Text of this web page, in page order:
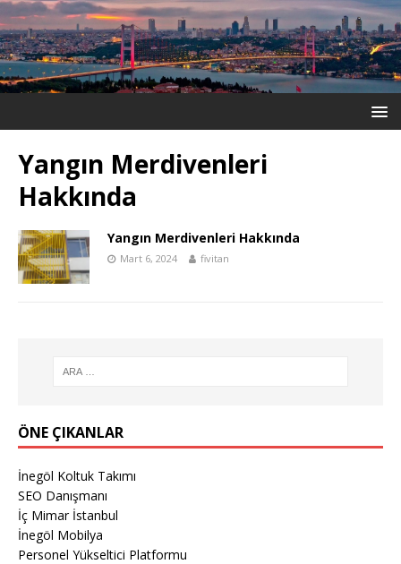
Yangın Merdivenleri
Hakkında
Yangın Merdivenleri Hakkında
Mart 6, 2024 fivitan
ÖNE ÇIKANLAR
İnegöl Koltuk Takımı
SEO Danışmanı
İç Mimar İstanbul
İnegöl Mobilya
Personel Yükseltici Platformu